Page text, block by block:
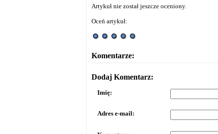
Artykuł nie został jeszcze oceniony.
Oceń artykuł:
Komentarze:
Dodaj Komentarz:
Imię:
Adres e-mail: